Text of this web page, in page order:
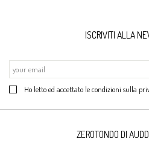
ISCRIVITI ALLA
Ho letto ed accettato le condizioni sulla
ZEROTONDO DI